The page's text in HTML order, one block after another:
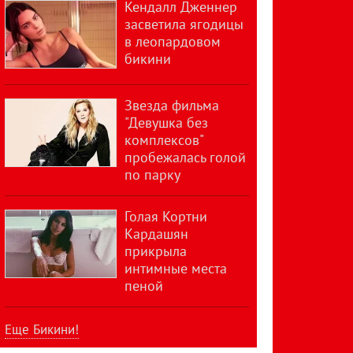
Кендалл Дженнер
засветила ягодицы
в леопардовом
бикини
Звезда фильма
"Девушка без
комплексов"
пробежалась голой
по парку
Голая Кортни
Кардашян
прикрыла
интимные места
пеной
Еще Бикини!